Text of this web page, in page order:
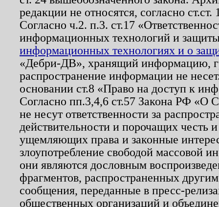
редакции не относятся, согласно
Согласно ч.2. п.3. ст.17
информационных технологий и
информационных технологиях и о
«Дебри-ДВ», хранящий информацию,
распространение информации не
основании ст.8 «Право на доступ к
Согласно пп.3,4,6 ст.57 Закона РФ «О
не несут ответственности за
действительности и порочащих честь
ущемляющих права и законные
злоупотребление свободой массовой
они являются дословным
фрагментов, распространенных
сообщения, переданные в пресс-
общественных организаций и